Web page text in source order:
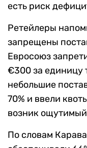
есть риск
Ретейлеры
запрещены
Евросоюз
€300 за единицу
небольшие
70% и ввели
возник
По словам